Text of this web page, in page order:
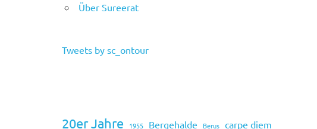
Über Sureerat
Tweets by sc_ontour
20er Jahre 1955 Bergehalde Berus carpe diem